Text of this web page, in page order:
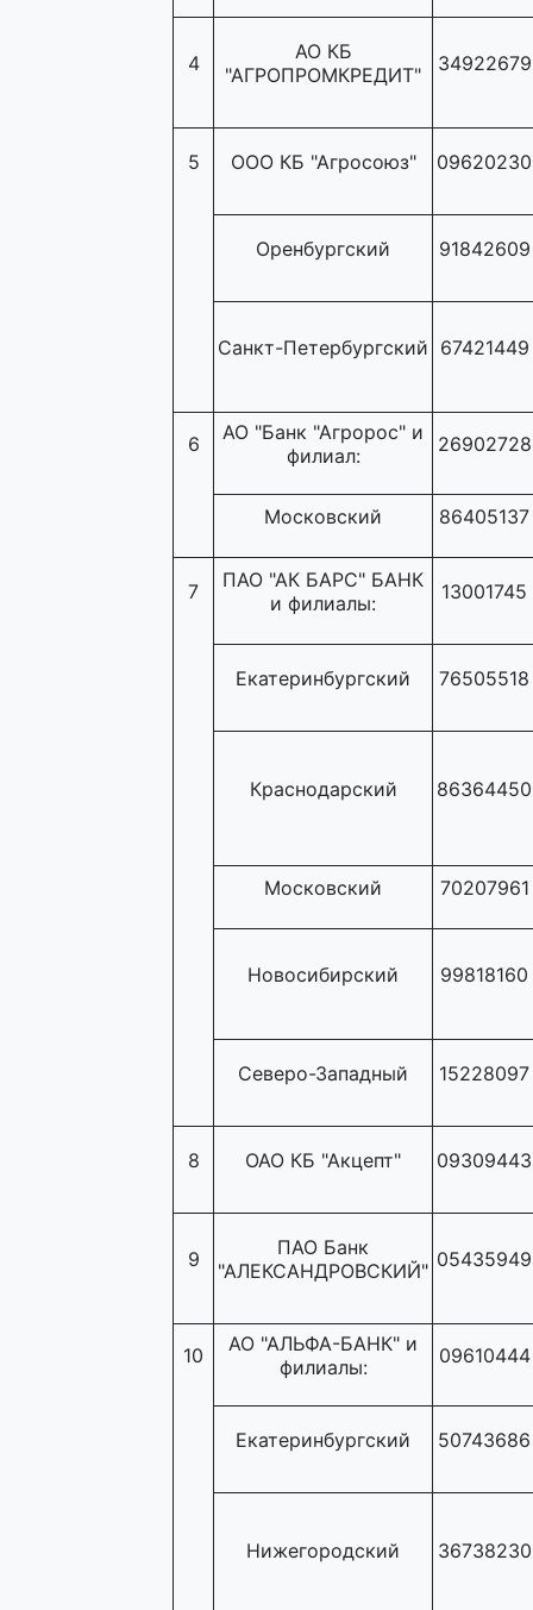
4
АО КБ
"АГРОПРОМКРЕДИТ"
34922679
5 ООО КБ "Агросоюз" 09620230
Оренбургский 91842609
Санкт-Петербургский 67421449
6
АО "Банк "Агророс" и
филиал:
26902728
Московский 86405137
7
ПАО "АК БАРС" БАНК
и филиалы:
13001745
Екатеринбургский 76505518
Краснодарский 86364450
Московский 70207961
Новосибирский 99818160
Северо-Западный 15228097
8 ОАО КБ "Акцепт" 09309443
9
ПАО Банк
"АЛЕКСАНДРОВСКИЙ" 05435949
10
АО "АЛЬФА-БАНК" и
филиалы:
09610444
Екатеринбургский 50743686
Нижегородский 36738230